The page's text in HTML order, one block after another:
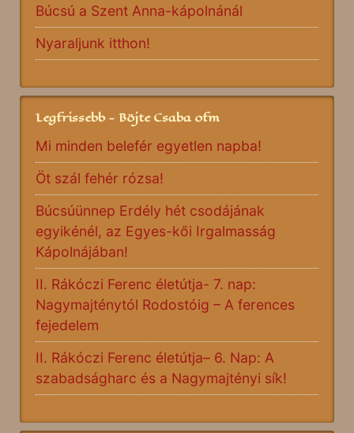
Búcsú a Szent Anna-kápolnánál
Nyaraljunk itthon!
Legfrissebb - Böjte Csaba ofm
Mi minden belefér egyetlen napba!
Öt szál fehér rózsa!
Búcsúünnep Erdély hét csodájának
egyikénél, az Egyes-kői Irgalmasság
Kápolnájában!
II. Rákóczi Ferenc életútja- 7. nap:
Nagymajténytól Rodostóig – A ferences
fejedelem
II. Rákóczi Ferenc életútja– 6. Nap: A
szabadságharc és a Nagymajtényi sík!